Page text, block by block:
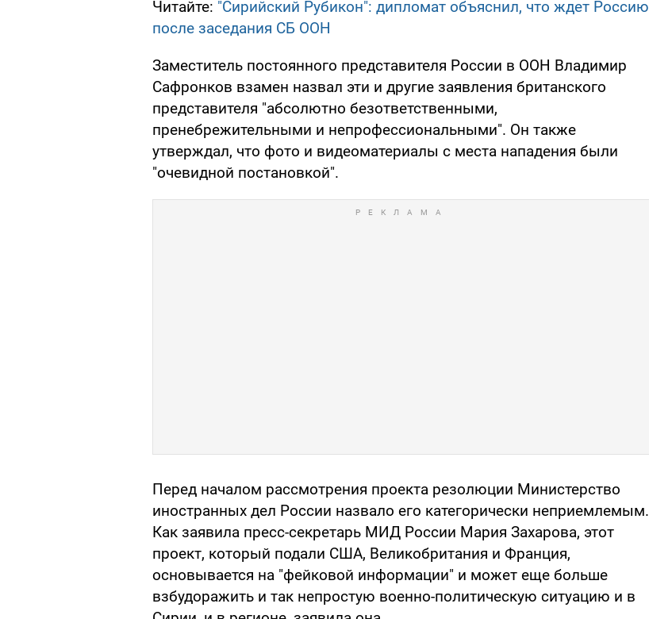
Читайте: "Сирийский Рубикон": дипломат объяснил, что ждет Россию
после заседания СБ ООН
Заместитель постоянного представителя России в ООН Владимир
Сафронков взамен назвал эти и другие заявления британского
представителя "абсолютно безответственными,
пренебрежительными и непрофессиональными". Он также
утверждал, что фото и видеоматериалы с места нападения были
"очевидной постановкой".
Перед началом рассмотрения проекта резолюции Министерство
иностранных дел России назвало его категорически неприемлемым.
Как заявила пресс-секретарь МИД России Мария Захарова, этот
проект, который подали США, Великобритания и Франция,
основывается на "фейковой информации" и может еще больше
взбудоражить и так непростую военно-политическую ситуацию и в